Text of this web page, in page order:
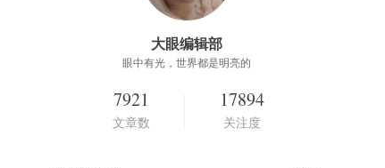
大眼编辑部
眼中有光，世界都是明亮的
7921
文章数
17894
关注度